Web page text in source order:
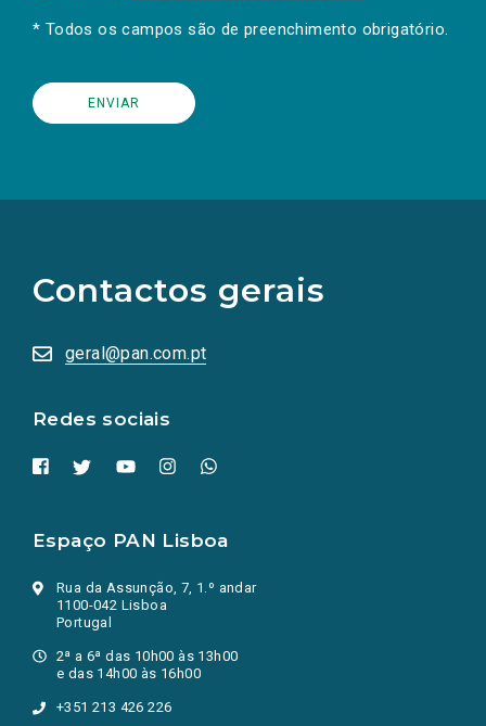
* Todos os campos são de preenchimento obrigatório.
Contactos gerais
geral@pan.com.pt
Redes sociais
redes
sociais
numa
nova
Espaço PAN Lisboa
Rua da Assunção, 7, 1.º andar
1100-042 Lisboa
Portugal
2ª a 6ª das 10h00 às 13h00
e das 14h00 às 16h00
+351 213 426 226